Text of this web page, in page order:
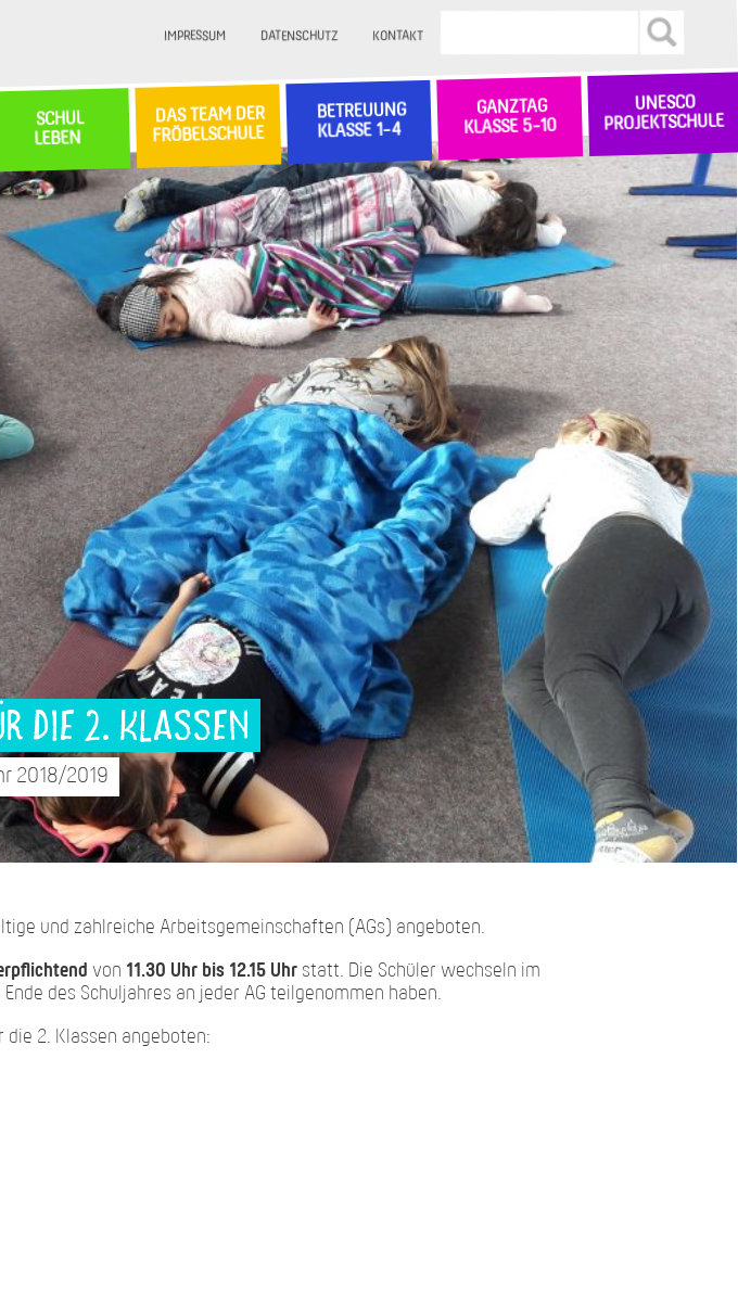
IMPRESSUM DATENSCHUTZ KONTAKT
SCHUL
LEBEN
DAS TEAM DER
FRÖBELSCHULE
BETREUUNG
KLASSE 1-4
GANZTAG
KLASSE 5-10
UNESCO
PROJEKTSCHULE
die 2. Klassen
2018/2019
und zahlreiche Arbeitsgemeinschaften (AGs) angeboten.
von 11.30 Uhr bis 12.15 Uhr statt. Die Schüler wechseln im
des Schuljahres an jeder AG teilgenommen haben.
die 2. Klassen angeboten: